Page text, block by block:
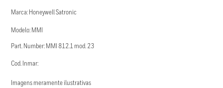
Marca: Honeywell Satronic
Modelo: MMI
Part. Number: MMI 812.1 mod. 23
Cod. Inmar:
Imagens meramente ilustrativas